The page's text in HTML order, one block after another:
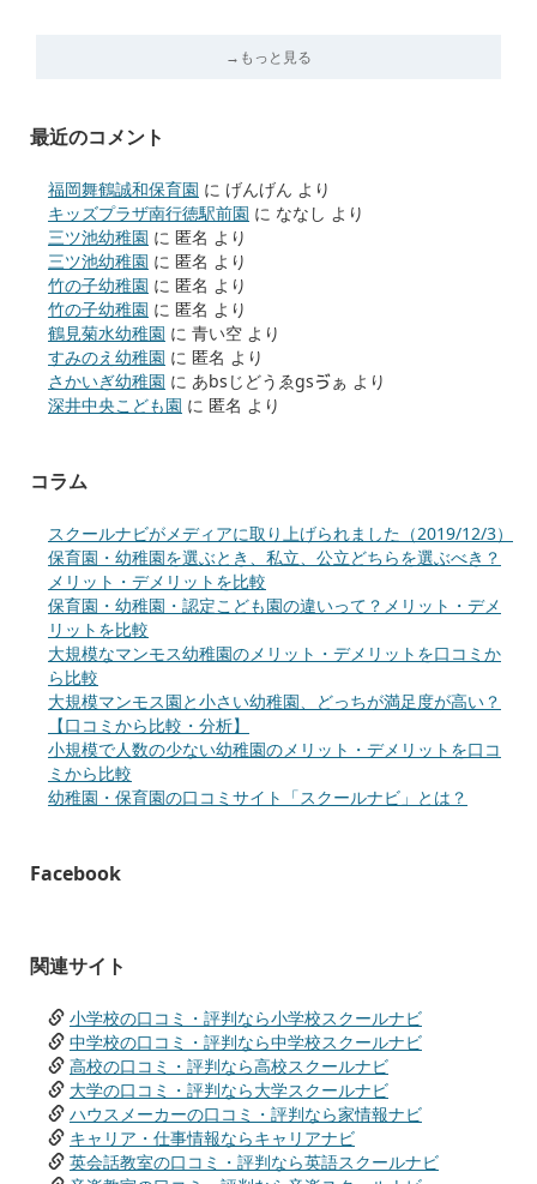
→もっと見る
最近のコメント
福岡舞鶴誠和保育園 に げんげん より
キッズプラザ南行徳駅前園 に ななし より
三ツ池幼稚園 に 匿名 より
三ツ池幼稚園 に 匿名 より
竹の子幼稚園 に 匿名 より
竹の子幼稚園 に 匿名 より
鶴見菊水幼稚園 に 青い空 より
すみのえ幼稚園 に 匿名 より
さかいぎ幼稚園 に あbsじどうゑgsゔぁ より
深井中央こども園 に 匿名 より
コラム
スクールナビがメディアに取り上げられました（2019/12/3）
保育園・幼稚園を選ぶとき、私立、公立どちらを選ぶべき？
メリット・デメリットを比較
保育園・幼稚園・認定こども園の違いって？メリット・デメ
リットを比較
大規模なマンモス幼稚園のメリット・デメリットを口コミか
ら比較
大規模マンモス園と小さい幼稚園、どっちが満足度が高い？
【口コミから比較・分析】
小規模で人数の少ない幼稚園のメリット・デメリットを口コ
ミから比較
幼稚園・保育園の口コミサイト「スクールナビ」とは？
Facebook
関連サイト
小学校の口コミ・評判なら小学校スクールナビ
中学校の口コミ・評判なら中学校スクールナビ
高校の口コミ・評判なら高校スクールナビ
大学の口コミ・評判なら大学スクールナビ
ハウスメーカーの口コミ・評判なら家情報ナビ
キャリア・仕事情報ならキャリアナビ
英会話教室の口コミ・評判なら英語スクールナビ